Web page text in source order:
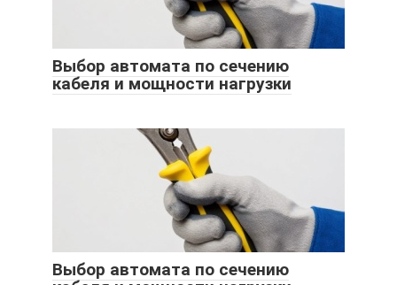
Выбор автомата по сечению
кабеля и мощности нагрузки
Выбор автомата по сечению